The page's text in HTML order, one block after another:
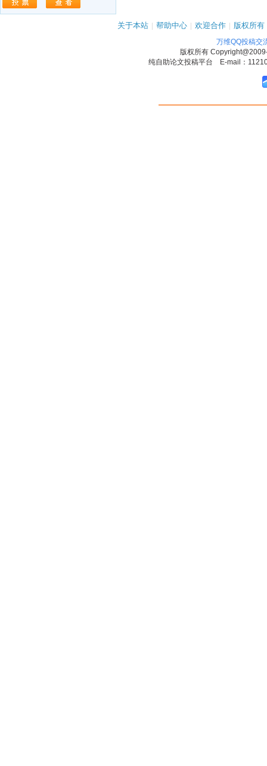
关于本站 | 帮助中心 | 欢迎合作 | 版权所有
万维QQ投稿交
版权所有
纯自助论文投稿平台 E-mail：